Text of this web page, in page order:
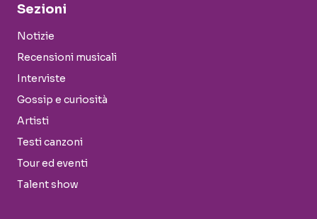
Sezioni
Notizie
Recensioni musicali
Interviste
Gossip e curiosità
Artisti
Testi canzoni
Tour ed eventi
Talent show